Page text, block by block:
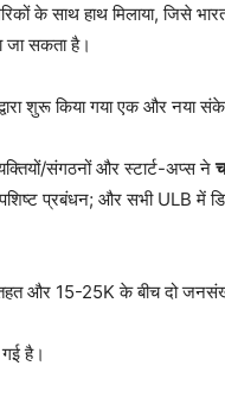
के साथ हाथ मिलाया, जिसे
जा सकता है।
शुरू किया गया एक और नया
संगठनों और स्टार्ट-अप्स ने
प्रबंधन; और सभी ULB में
और 15-25K के बीच दो
है।